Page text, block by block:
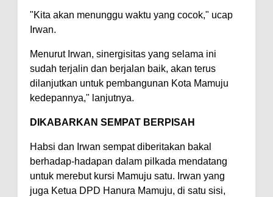
"Kita akan menunggu waktu yang cocok," ucap
Irwan.
Menurut Irwan, sinergisitas yang selama ini
sudah terjalin dan berjalan baik, akan terus
dilanjutkan untuk pembangunan Kota Mamuju
kedepannya," lanjutnya.
DIKABARKAN SEMPAT BERPISAH
Habsi dan Irwan sempat diberitakan bakal
berhadap-hadapan dalam pilkada mendatang
untuk merebut kursi Mamuju satu. Irwan yang
juga Ketua DPD Hanura Mamuju, di satu sisi,